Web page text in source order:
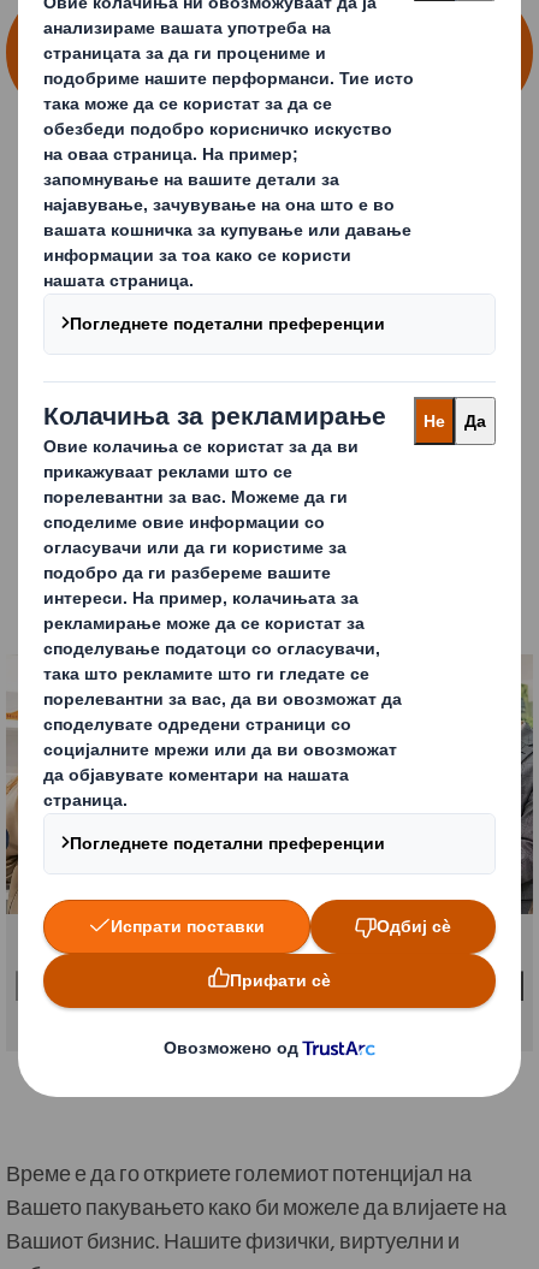
ВИДЕТЕ КАКО ЗАЕДНО ГИ
РЕШАВАМЕ ПРЕДИЗВИЦИТЕ ЗА
ПАКУВАЊЕ
Замислете да можете...
Истражување на променливото однесување
на потрошувачитеи очекувањата на
малопродажбата.
Управувајте со комплексни теми и ризици
заедно со експерти за одржливост, законодавство
и синџири на снавдување.
Разберете и откријтекако пакувањето и POS
може да Ви помогне да се адаптирате и да ја
обликувате стратегијата на вашата компанија, да
ги исполните целите и да доставите резултати.
Carousel. Use previous and next buttons to move
Кликни за проширување на сликата
Време е да го откриете големиот потенцијал на
Вашето пакувањето како би можеле да влијаете на
Вашиот бизнис. Нашите физички, виртуелни и